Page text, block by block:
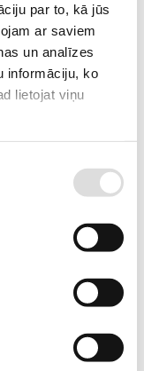
par to, kā jūs
ar saviem
un analīzes
informāciju, ko
lietojat viņu